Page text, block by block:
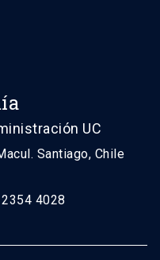
UC
Santiago, Chile
4028